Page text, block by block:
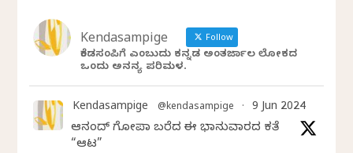
Kendasampige Follow
ಕೆಂಡಸಂಪಿಗೆ ಎಂಬುದು ಕನ್ನಡ ಅಂತರ್ಜಾಲ ಲೋಕದ
ಒಂದು ಅನನ್ಯ ಪರಿಮಳ.
Kendasampige @kendasampige · 9 Jun 2024
ಆನಂದ್‌ ಗೋಪಾಲ್‌ ಬರೆದ ಈ ಭಾನುವಾರದ ಕತೆ
“ಆಟ”